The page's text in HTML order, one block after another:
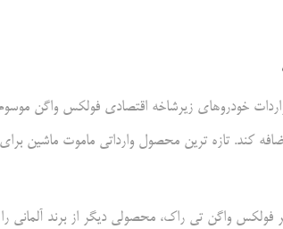
خودروهای زیرشاخه اقتصادی فولکس واگن
کند. تازه ترین محصول وارداتی ماموت ماشین